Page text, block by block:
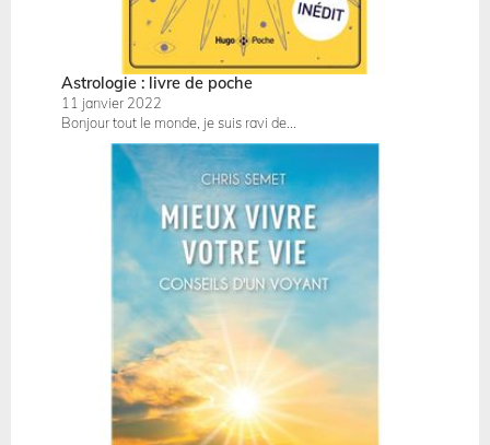
Astrologie : livre de poche
11 janvier 2022
Bonjour tout le monde, je suis ravi de...